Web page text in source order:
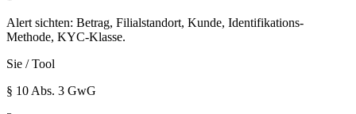
Alert sichten: Betrag, Filialstandort, Kunde, Identifikations-
Methode, KYC-Klasse.
Sie / Tool
§ 10 Abs. 3 GwG